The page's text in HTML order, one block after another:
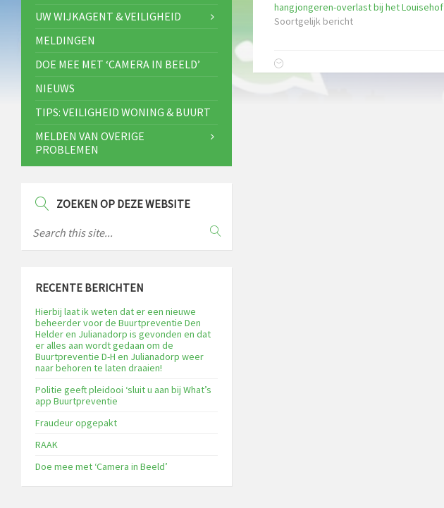
hangjongeren-overlast bij het Louisehof
Soortgelijk bericht
UW WIJKAGENT & VEILIGHEID
MELDINGEN
DOE MEE MET ‘CAMERA IN BEELD’
NIEUWS
TIPS: VEILIGHEID WONING & BUURT
MELDEN VAN OVERIGE
PROBLEMEN
ZOEKEN OP DEZE WEBSITE
RECENTE BERICHTEN
Hierbij laat ik weten dat er een nieuwe
beheerder voor de Buurtpreventie Den
Helder en Julianadorp is gevonden en dat
er alles aan wordt gedaan om de
Buurtpreventie D-H en Julianadorp weer
naar behoren te laten draaien!
Politie geeft pleidooi ‘sluit u aan bij What’s
app Buurtpreventie
Fraudeur opgepakt
RAAK
Doe mee met ‘Camera in Beeld’